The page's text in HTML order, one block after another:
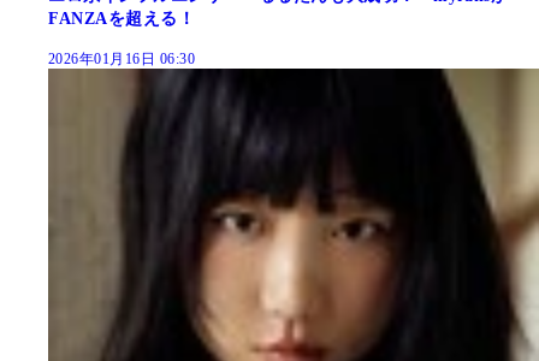
FANZAを超える！
2026年01月16日 06:30